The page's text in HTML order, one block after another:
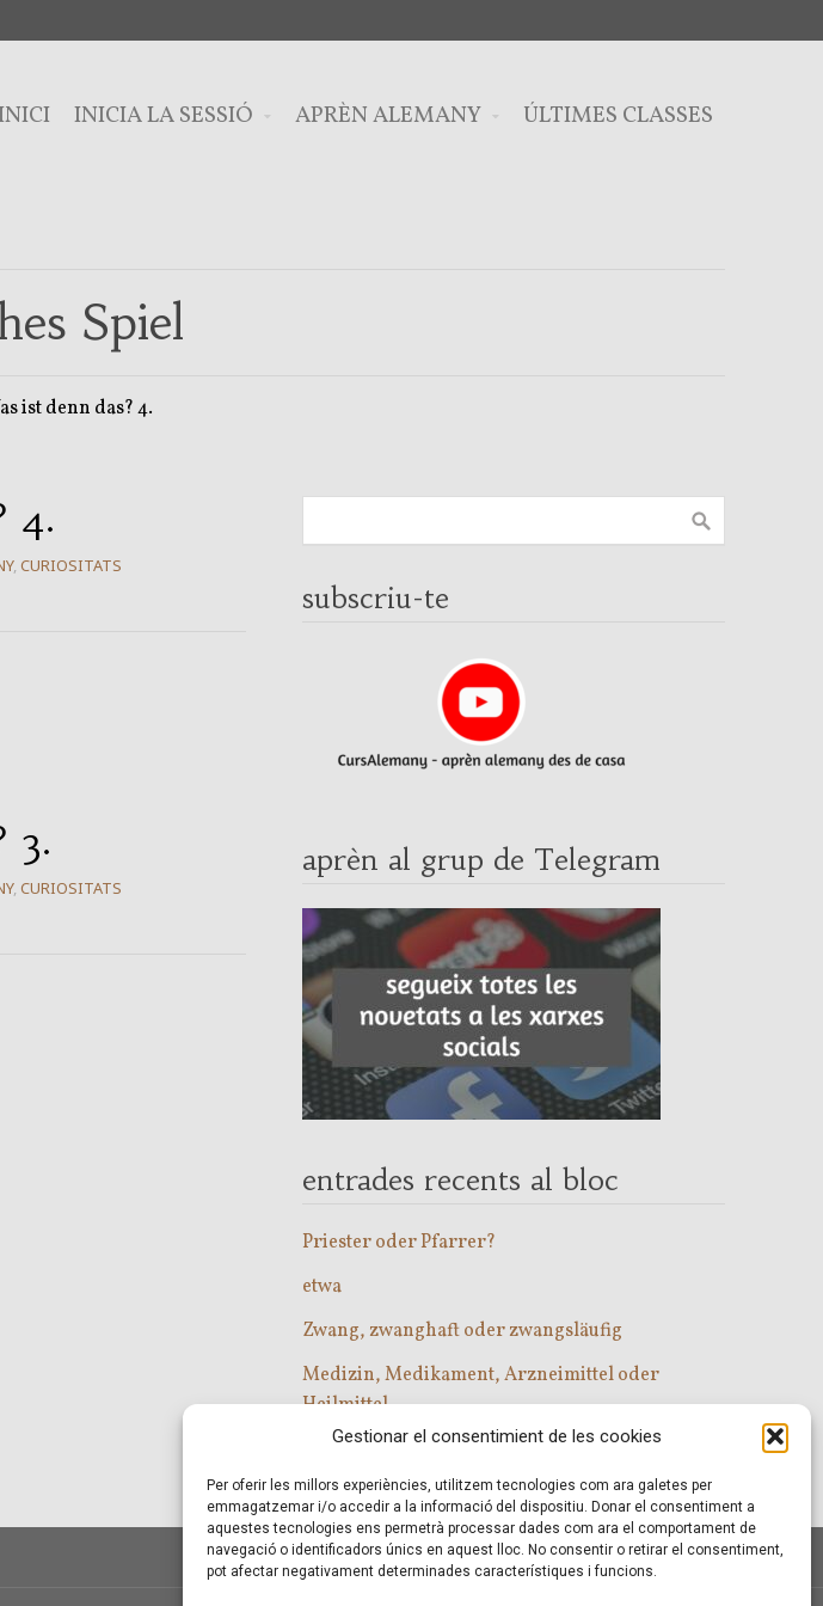
Gestionar el consentimient de les cookies
Per oferir les millors experiències, utilitzem tecnologies com ara galetes per
emmagatzemar i/o accedir a la informació del dispositiu. Donar el consentiment a
aquestes tecnologies ens permetrà processar dades com ara el comportament de
navegació o identificadors únics en aquest lloc. No consentir o retirar el consentiment,
pot afectar negativament determinades característiques i funcions.
INICIA LA SESSIÓ APRÈN ALEMANY ÚLTIMES CLASSES
Spiel
ist denn das? 4.
4.
, CURIOSITATS
3.
, CURIOSITATS
subscriu-te
aprèn al grup de Telegram
entrades recents al bloc
Priester oder Pfarrer?
etwa
Zwang, zwanghaft oder zwangsläufig
Medizin, Medikament, Arzneimittel oder
Heilmittel
Com entrar a les classes d’alemany?